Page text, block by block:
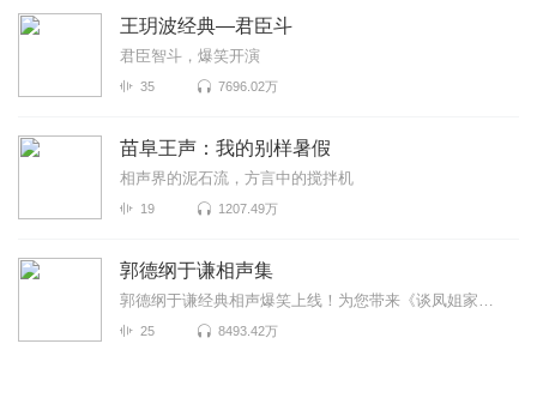
王玥波经典—君臣斗
君臣智斗，爆笑开演
35 7696.02万
苗阜王声：我的别样暑假
相声界的泥石流，方言中的搅拌机
19 1207.49万
郭德纲于谦相声集
郭德纲于谦经典相声爆笑上线！为您带来《谈凤姐家事》《大上寿》《药引子》等高能相声！各种爆笑包袱等...
25 8493.42万